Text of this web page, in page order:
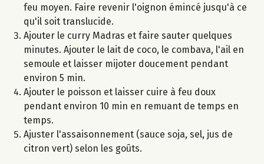
feu moyen. Faire revenir l'oignon émincé jusqu'à ce
qu'il soit translucide.
Ajouter le curry Madras et faire sauter quelques
minutes. Ajouter le lait de coco, le combava, l'ail en
semoule et laisser mijoter doucement pendant
environ 5 min.
Ajouter le poisson et laisser cuire à feu doux
pendant environ 10 min en remuant de temps en
temps.
Ajuster l'assaisonnement (sauce soja, sel, jus de
citron vert) selon les goûts.